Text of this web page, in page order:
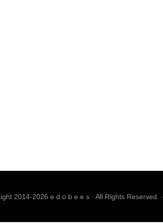
2014-2026 e d o b e e s · All Rights Reserved. ·